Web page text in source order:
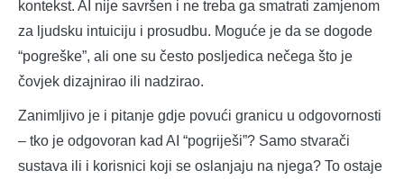
kontekst. AI nije savršen i ne treba ga smatrati zamjenom
za ljudsku intuiciju i prosudbu. Moguće je da se dogode
“pogreške”, ali one su često posljedica nečega što je
čovjek dizajnirao ili nadzirao.
Zanimljivo je i pitanje gdje povući granicu u odgovornosti
– tko je odgovoran kad AI “pogriješi”? Samo stvarači
sustava ili i korisnici koji se oslanjaju na njega? To ostaje